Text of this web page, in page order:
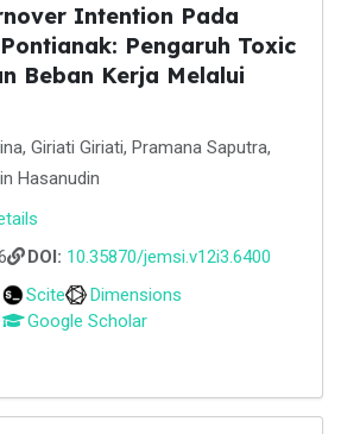
Intention Pada
Pengaruh Toxic
Beban Kerja Melalui
Giriati Giriati, Pramana Saputra,
Hasanudin
DOI: 10.35870/jemsi.v12i3.6400
Scite
Dimensions
Google Scholar